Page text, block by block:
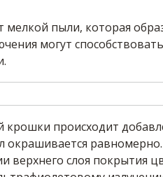
пыли, которая
могут способствовать
крошки происходит
окрашивается
слоя покрытия